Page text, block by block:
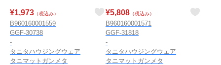
¥1,973 （税込み）
B960160001559
GGF-30738
-
タニタハウジングウェア
タニマットガンメタ
¥5,808 （税込み）
B960160001571
GGF-31818
-
タニタハウジングウェア
タニマットガンメタ